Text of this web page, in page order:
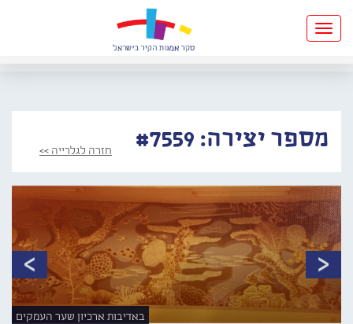
Toggle
navigation
מספר יצירה: #7559 חזרה לגלרייה >>
באדיבות ארכיון שער העמקים